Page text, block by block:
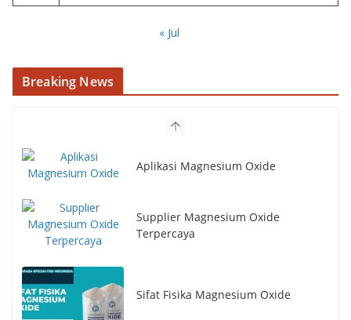
« Jul
Breaking News
Aplikasi Magnesium Oxide
Supplier Magnesium Oxide
Terpercaya
Sifat Fisika Magnesium Oxide